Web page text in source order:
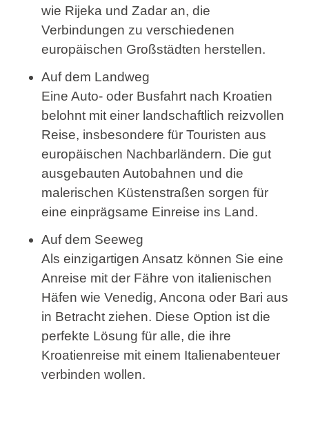
wie Rijeka und Zadar an, die
Verbindungen zu verschiedenen
europäischen Großstädten herstellen.
Auf dem Landweg
Eine Auto- oder Busfahrt nach Kroatien
belohnt mit einer landschaftlich reizvollen
Reise, insbesondere für Touristen aus
europäischen Nachbarländern. Die gut
ausgebauten Autobahnen und die
malerischen Küstenstraßen sorgen für
eine einprägsame Einreise ins Land.
Auf dem Seeweg
Als einzigartigen Ansatz können Sie eine
Anreise mit der Fähre von italienischen
Häfen wie Venedig, Ancona oder Bari aus
in Betracht ziehen. Diese Option ist die
perfekte Lösung für alle, die ihre
Kroatienreise mit einem Italienabenteuer
verbinden wollen.